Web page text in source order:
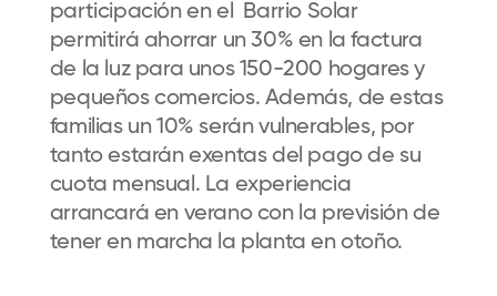
participación en el Barrio Solar
permitirá ahorrar un 30% en la factura
de la luz para unos 150-200 hogares y
pequeños comercios. Además, de estas
familias un 10% serán vulnerables, por
tanto estarán exentas del pago de su
cuota mensual. La experiencia
arrancará en verano con la previsión de
tener en marcha la planta en otoño.